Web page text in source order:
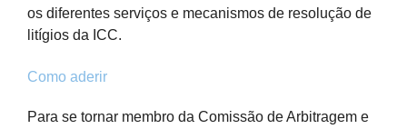
os diferentes serviços e mecanismos de resolução de
litígios da ICC.
Como aderir
Para se tornar membro da Comissão de Arbitragem e